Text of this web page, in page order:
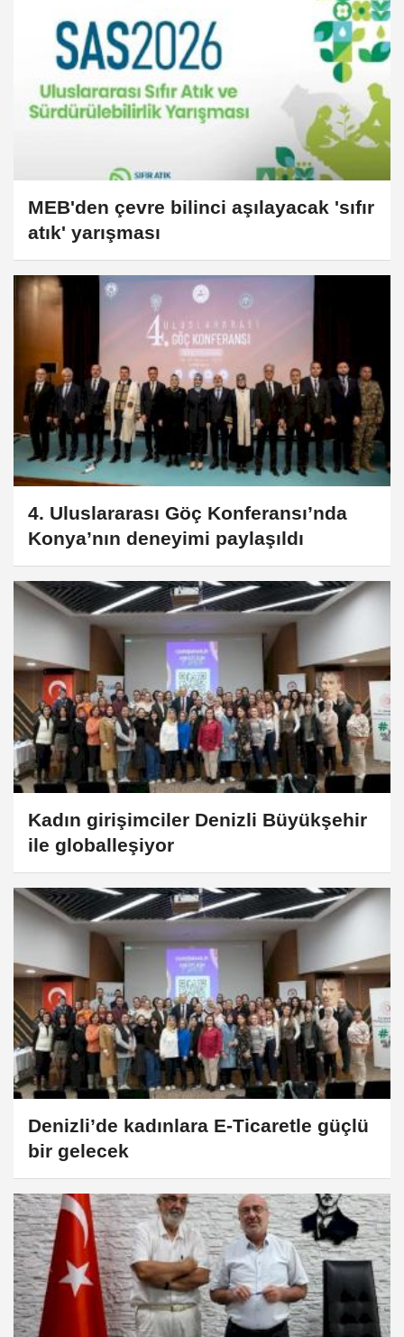
MEB'den çevre bilinci aşılayacak 'sıfır
atık' yarışması
4. Uluslararası Göç Konferansı’nda
Konya’nın deneyimi paylaşıldı
Kadın girişimciler Denizli Büyükşehir
ile globalleşiyor
Denizli’de kadınlara E-Ticaretle güçlü
bir gelecek